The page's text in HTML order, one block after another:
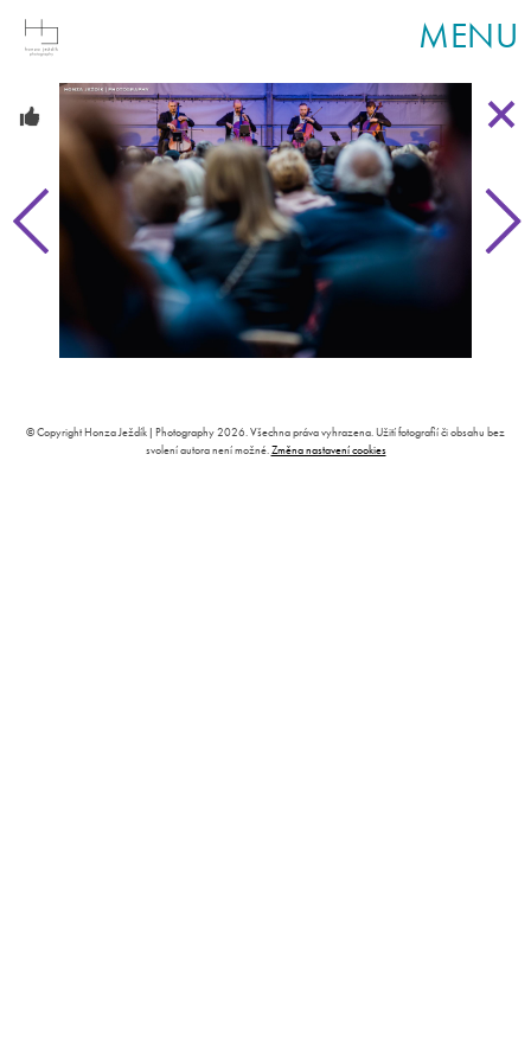
MENU
© Copyright Honza Ježdík | Photography 2026. Všechna práva vyhrazena. Užití fotografií či obsahu bez
svolení autora není možné.Změna nastavení cookies